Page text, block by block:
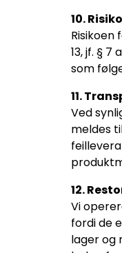
10.
Risikoen
13, jf. §
som
11.
Ved
meldes
12.
Vi
fordi de
lager og